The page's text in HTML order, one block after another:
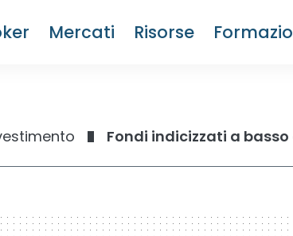
Mercati Risorse
Fondi indicizzati a